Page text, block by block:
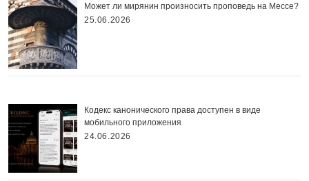
Может ли мирянин произносить проповедь на Мессе?
25.06.2026
Кодекс канонического права доступен в виде
мобильного приложения
24.06.2026